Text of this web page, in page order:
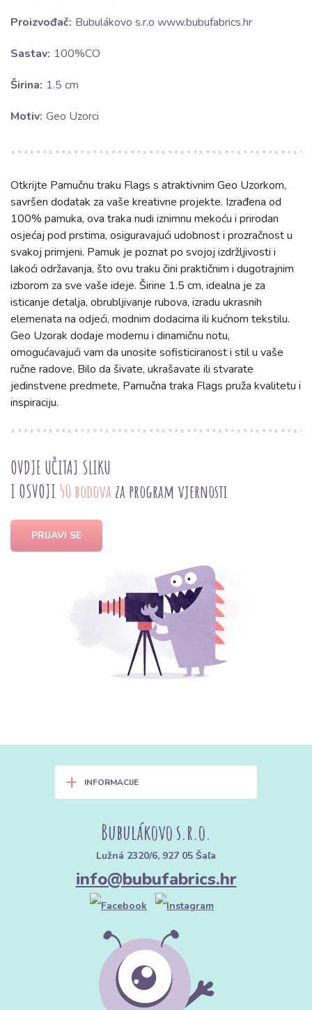
Proizvođač: Bubulákovo s.r.o www.bubufabrics.hr
Sastav: 100%CO
Širina: 1.5 cm
Motiv: Geo Uzorci
Otkrijte Pamučnu traku Flags s atraktivnim Geo Uzorkom,
savršen dodatak za vaše kreativne projekte. Izrađena od
100% pamuka, ova traka nudi iznimnu mekoću i prirodan
osjećaj pod prstima, osiguravajući udobnost i prozračnost u
svakoj primjeni. Pamuk je poznat po svojoj izdržljivosti i
lakoći održavanja, što ovu traku čini praktičnim i dugotrajnim
izborom za sve vaše ideje. Širine 1.5 cm, idealna je za
isticanje detalja, obrubljivanje rubova, izradu ukrasnih
elemenata na odjeći, modnim dodacima ili kućnom tekstilu.
Geo Uzorak dodaje modernu i dinamičnu notu,
omogućavajući vam da unosite sofisticiranost i stil u vaše
ručne radove. Bilo da šivate, ukrašavate ili stvarate
jedinstvene predmete, Pamučna traka Flags pruža kvalitetu i
inspiraciju.
OVDJE UČITAJ SLIKU
I OSVOJI 50 bodova za program vjernosti
PRIJAVI SE
+ INFORMACIJE
Bubulákovo s.r.o.
Lužná 2320/6, 927 05 Šaľa
info@bubufabrics.hr